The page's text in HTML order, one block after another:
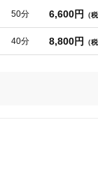
50分 6,600円 （
40分 8,800円 （